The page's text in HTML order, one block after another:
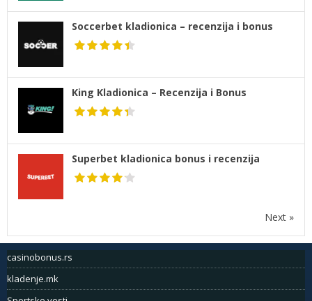
Soccerbet kladionica – recenzija i bonus
King Kladionica – Recenzija i Bonus
Superbet kladionica bonus i recenzija
Next »
casinobonus.rs
kladenje.mk